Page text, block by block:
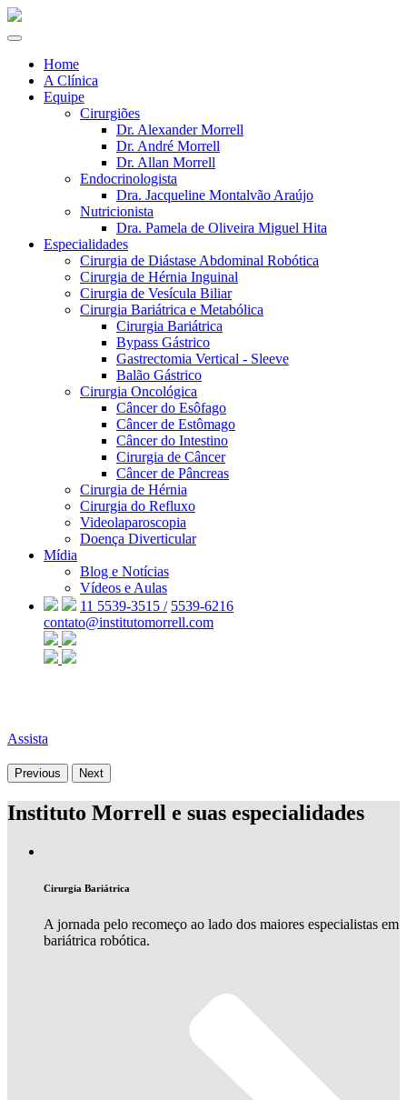
Home
A Clínica
Equipe
Cirurgiões
Dr. Alexander Morrell
Dr. André Morrell
Dr. Allan Morrell
Endocrinologista
Dra. Jacqueline Montalvão Araújo
Nutricionista
Dra. Pamela de Oliveira Miguel Hita
Especialidades
Cirurgia de Diástase Abdominal Robótica
Cirurgia de Hérnia Inguinal
Cirurgia de Vesícula Biliar
Cirurgia Bariátrica e Metabólica
Cirurgia Bariátrica
Bypass Gástrico
Gastrectomia Vertical - Sleeve
Balão Gástrico
Cirurgia Oncológica
Câncer do Esôfago
Câncer de Estômago
Câncer do Intestino
Cirurgia de Câncer
Câncer de Pâncreas
Cirurgia de Hérnia
Cirurgia do Refluxo
Videolaparoscopia
Doença Diverticular
Mídia
Blog e Notícias
Vídeos e Aulas
11 5539-3515 / 5539-6216
contato@institutomorrell.com
Assista
Previous Next
Instituto Morrell e suas especialidades
Cirurgia Bariátrica
A jornada pelo recomeço ao lado dos maiores especialistas em
bariátrica robótica.